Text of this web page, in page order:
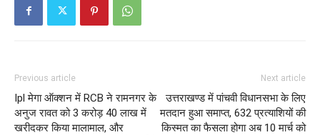
Previous article
Ipl मेगा ऑक्शन में RCB ने रामनगर के
अनुज रावत को 3 करोड़ 40 लाख में
खरीदकर किया मालामाल, और
Next article
उत्तराखण्ड में पांचवी विधानसभा के लिए
मतदान हुआ समाप्त, 632 प्रत्याशियों की
किस्मत का फैसला होगा अब 10 मार्च को